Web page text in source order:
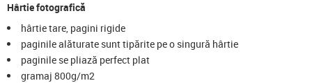
Hârtie fotografică
hârtie tare, pagini rigide
paginile alăturate sunt tipărite pe o singură hârtie
paginile se pliază perfect plat
gramaj 800g/m2